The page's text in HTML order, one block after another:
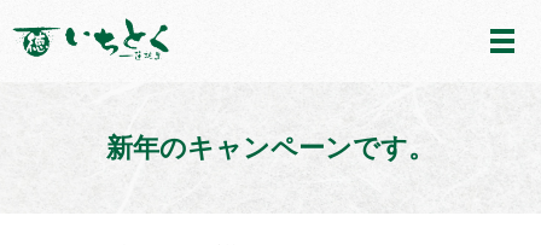
メ
新年のキャンペーンです。